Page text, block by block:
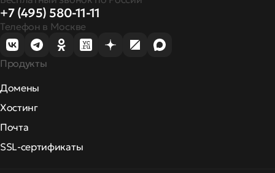
+7 (495) 580-11-11
Телефон в Москве
Продукты
Домены
Хостинг
Почта
SSL-сертификаты